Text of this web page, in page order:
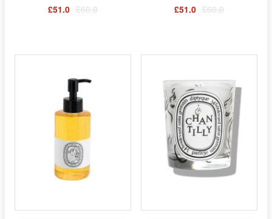
£51.0 £60.0
£51.0 £60.0